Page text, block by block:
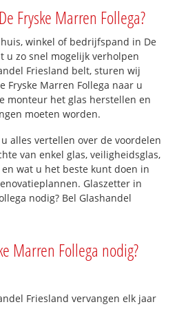
Fryske Marren Follega?
winkel of bedrijfspand in De
u zo snel mogelijk verholpen
Friesland belt, sturen wij
Fryske Marren Follega naar u
monteur het glas herstellen en
moeten worden.
alles vertellen over de voordelen
van enkel glas, veiligheidsglas,
wat u het beste kunt doen in
Glaszetter in
nodig? Bel Glashandel
Marren Follega nodig?
Friesland vervangen elk jaar